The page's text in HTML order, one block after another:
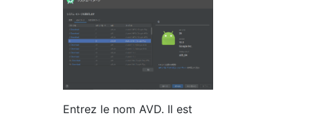
Entrez le nom AVD. Il est